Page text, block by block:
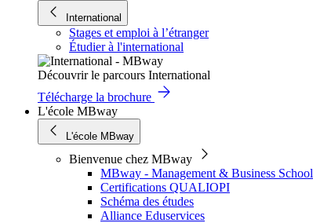
International
Stages et emploi à l’étranger
Étudier à l'international
Découvrir le parcours International
Télécharge la brochure
L'école MBway
L'école MBway
Bienvenue chez MBway
MBway - Management & Business School
Certifications QUALIOPI
Schéma des études
Alliance Eduservices